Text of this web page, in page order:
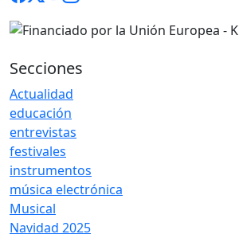
Secciones
Actualidad
educación
entrevistas
festivales
instrumentos
música electrónica
Musical
Navidad 2025